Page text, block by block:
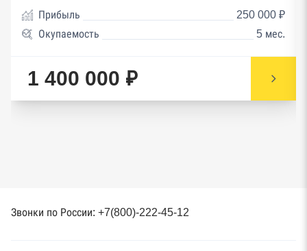
Прибыль
250 000 ₽
Окупаемость
5 мес.
1 400 000 ₽
Звонки по России: +7(800)-222-45-12